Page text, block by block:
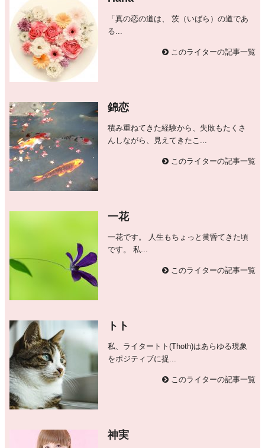
「真の恋の道は、 茨（いばら）の道であ
る...
このライターの記事一覧
錦恋
積み重ねてきた経験から、失敗もたくさ
んしながら、見えてきたこ...
このライターの記事一覧
一花
一花です。 人生もちょっと黄昏てきた頃
です。 私...
このライターの記事一覧
トト
私、ライタートト(Thoth)はあらゆる現象
をポジティブに捉...
このライターの記事一覧
神実